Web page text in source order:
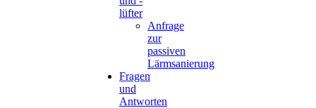
lüfter
Anfrage
zur
passiven
Lärmsanierung
Fragen
und
Antworten